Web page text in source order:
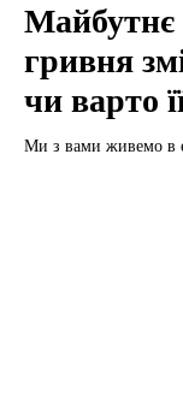
гривня
чи варто
Ми з вами живемо в